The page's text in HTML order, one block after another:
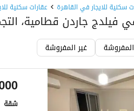
سكنية للايجار في القاهرة عقارات سكنية
فيلدج جاردن قطامية،
المفروشة غير المفروشة
شقة